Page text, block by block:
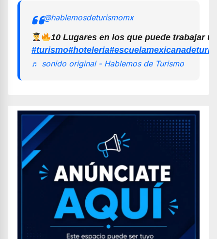
@hablemosdeturismomx
10 Lugares en los que puede trabajar
#turismo#hoteleria
♬ sonido original - Hablemos de Turismo